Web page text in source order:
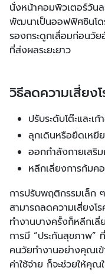
นั่งหน้าคอมพิวเตอร์วัน
พัฒนาเป็นออฟฟิศซินโด
รองกระดูกเสื่อมก่อนวั
ที่ส่งผลระยะยาว
วิธีลดความเสี่ยง
ปรับระดับโต๊ะและเ
ลุกเดินหรือยืดเหยี
ออกกำลังกายเสริ
หลีกเลี่ยงการก้มค
การปรับพฤติกรรมเล็ก
สามารถลดความเสี่ยงโ
ทำงานบางครั้งก็หลีกเ
การมี “ประกันสุขภาพ”
คนวัยทำงานอย่างคุณเ
ค่าใช้จ่าย ก็จะช่วยให้คุ